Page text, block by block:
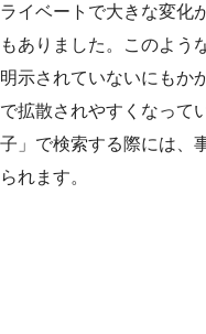
ライベートで大きな変化
もありました。このよう
明示されていないにもか
で拡散されやすくなって
子」で検索する際には、
られます。